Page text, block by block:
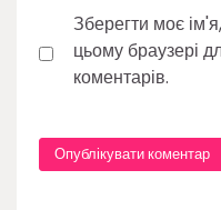
Зберегти моє
цьому браузері
коментарів.